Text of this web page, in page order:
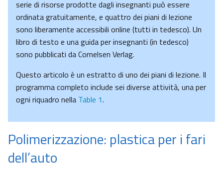
serie di risorse prodotte dagli insegnanti può essere
ordinata gratuitamente, e quattro dei piani di lezione
sono liberamente accessibili online (tutti in tedesco). Un
libro di testo e una guida per insegnanti (in tedesco)
sono pubblicati da Cornelsen Verlag.
Questo articolo è un estratto di uno dei piani di lezione. Il
programma completo include sei diverse attività, una per
ogni riquadro nella Table 1.
Polimerizzazione: plastica per i fari
dell’auto